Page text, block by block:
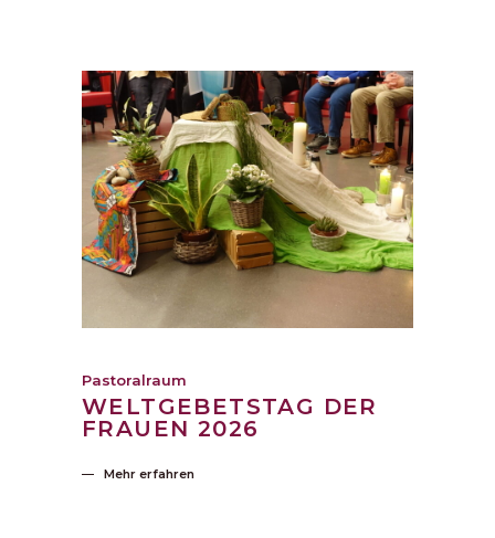
Pastoralraum
WELTGEBETSTAG DER
FRAUEN 2026
Mehr erfahren